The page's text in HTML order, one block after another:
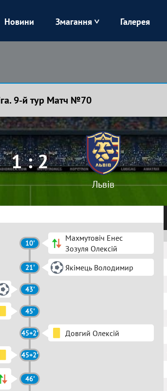
Колос
Чорноморець
Новини Змагання Галерея
9-й тур Матч №70
1 : 2
Львів
10'
Махмутовіч Енес
Зозуля Олексій
21' Якімець Володимир
43'
45'
45+2' Довгий Олексій
45+2'
46'